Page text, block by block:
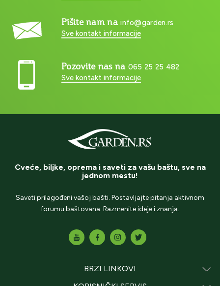
Pišite nam nainfo@garden.rs
Sve kontakt informacije
Pozovite nas na 065 25 25 482
Sve kontakt informacije
Cveće, biljke, oprema i saveti za vašu baštu, sve na
jednom mestu!
Saveti prilagođeni vašoj bašti. Postavljajte pitanja aktivnom
forumu baštovana. Razmenite ideje i znanja.
BRZI LINKOVI